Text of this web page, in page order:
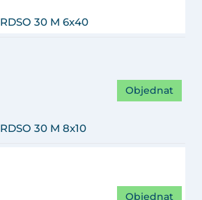
RDSO 30 M 6x40
RDSO 30 M 8x10
Objednat
Objednat